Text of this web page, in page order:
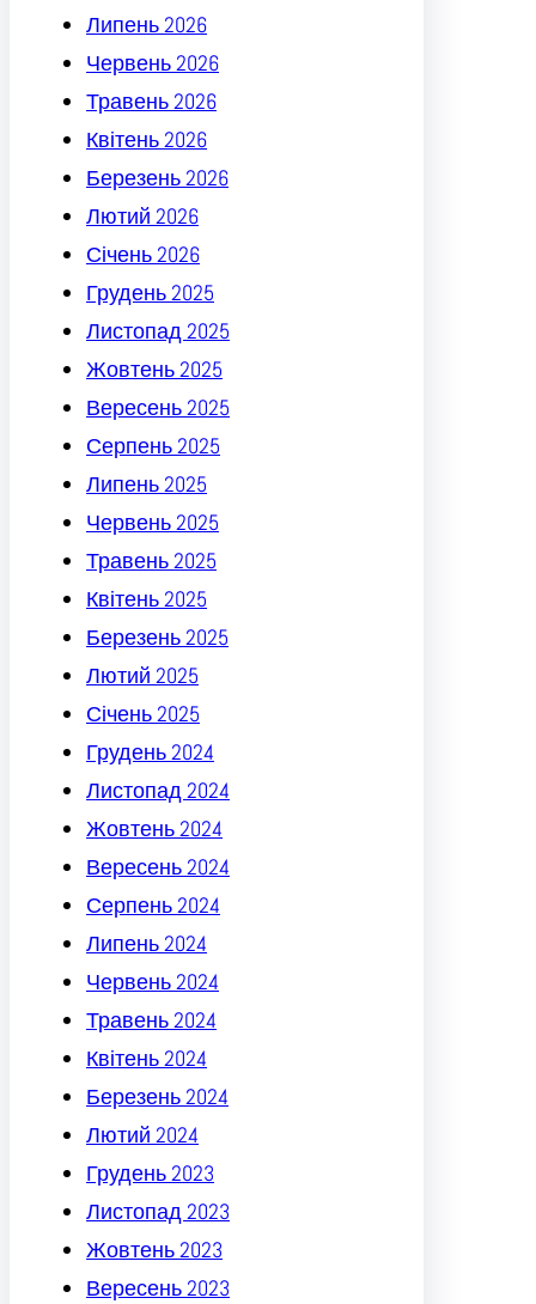
Липень 2026
Червень 2026
Травень 2026
Квітень 2026
Березень 2026
Лютий 2026
Січень 2026
Грудень 2025
Листопад 2025
Жовтень 2025
Вересень 2025
Серпень 2025
Липень 2025
Червень 2025
Травень 2025
Квітень 2025
Березень 2025
Лютий 2025
Січень 2025
Грудень 2024
Листопад 2024
Жовтень 2024
Вересень 2024
Серпень 2024
Липень 2024
Червень 2024
Травень 2024
Квітень 2024
Березень 2024
Лютий 2024
Грудень 2023
Листопад 2023
Жовтень 2023
Вересень 2023